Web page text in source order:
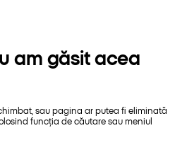
am găsit acea
sau pagina ar putea fi eliminată
funcția de căutare sau meniul